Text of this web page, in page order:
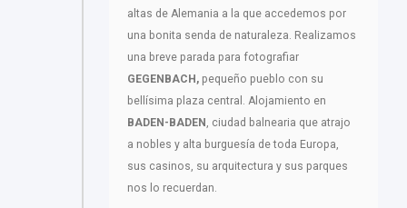
altas de Alemania a la que accedemos por
una bonita senda de naturaleza. Realizamos
una breve parada para fotografiar
GEGENBACH, pequeño pueblo con su
bellísima plaza central. Alojamiento en
BADEN-BADEN , ciudad balnearia que atrajo
a nobles y alta burguesía de toda Europa,
sus casinos, su arquitectura y sus parques
nos lo recuerdan.